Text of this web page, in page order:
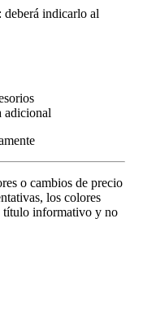
indicarlo al
adicional
o cambios de precio
los colores
título informativo y no